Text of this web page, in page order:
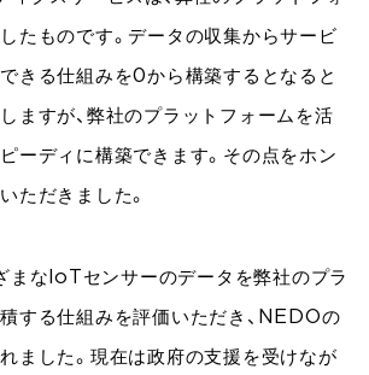
たものです。データの収集からサービ
きる仕組みを0から構築するとなると
ますが、弊社のプラットフォームを活
ーディに構築できます。その点をホン
ただきました。
まなIoTセンサーのデータを弊社のプラ
する仕組みを評価いただき、NEDOの
ました。現在は政府の支援を受けなが